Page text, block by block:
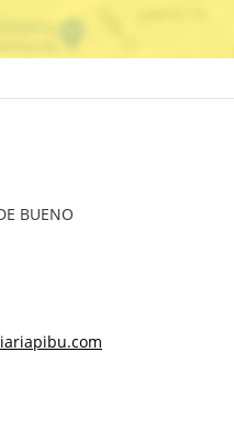
BUENO